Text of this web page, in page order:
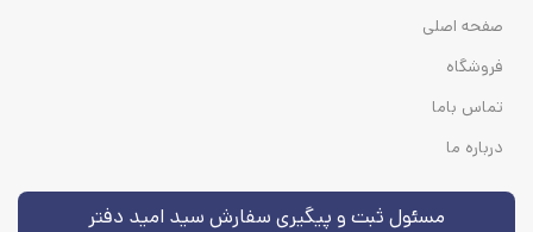
صفحه اصلی
فروشگاه
تماس باما
درباره ما
مسئول ثبت و پیگیری سفارش سید امید دفتر